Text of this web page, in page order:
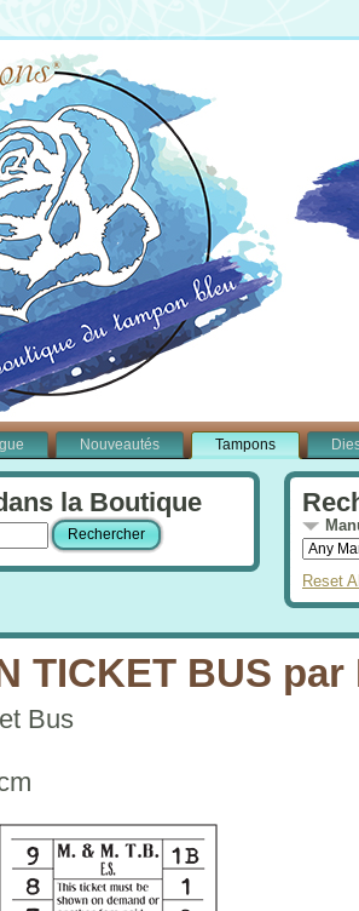
Nouveautés Tampons
la Boutique
Reset
TICKET BUS
Bus